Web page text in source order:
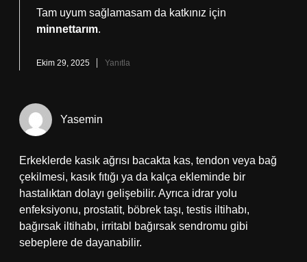
Tam uyum sağlamasam da katkınız için
minnettarım.
Ekim 29, 2025 Yanıtla
Yasemin
Erkeklerde kasık ağrısı bacakta kas, tendon veya bağ
çekilmesi, kasık fıtığı ya da kalça ekleminde bir
hastalıktan dolayı gelişebilir. Ayrıca idrar yolu
enfeksiyonu, prostatit, böbrek taşı, testis iltihabı,
bağırsak iltihabı, irritabl bağırsak sendromu gibi
sebeplere de dayanabilir.